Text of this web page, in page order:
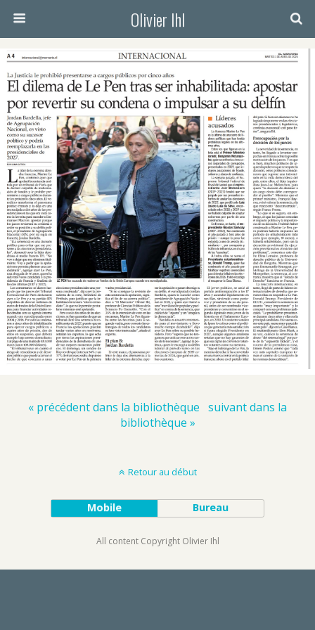
Olivier Ihl
« précédent dans la bibliothèque suivant dans la
bibliothèque »
Retour au début
Mobile Bureau
All content Copyright Olivier Ihl